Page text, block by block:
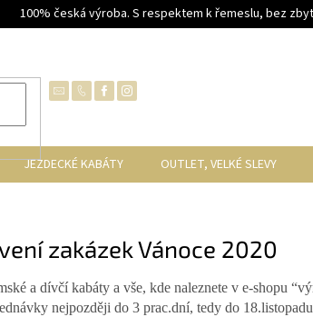
100% česká výroba. S respektem k řemeslu, bez
JEZDECKÉ KABÁTY OUTLET, VELKÉ SLEVY
zakázek Vánoce 2020
a dívčí kabáty a vše, kde naleznete v e-shopu
nejpozději do 3 prac.dní, tedy do